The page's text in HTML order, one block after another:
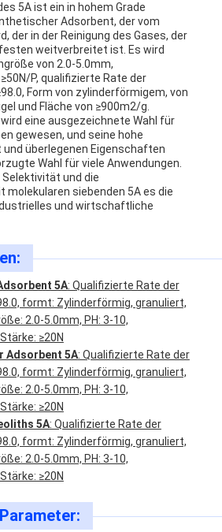
5A ist ein in hohem Grade
Adsorbent, der vom
der in der Reinigung des Gases, der
weitverbreitet ist. Es wird
von 2.0-5.0mm,
P, qualifizierte Rate der
Form von zylinderförmigem, von
und Fläche von ≥900m2/g.
eine ausgezeichnete Wahl für
gewesen, und seine hohe
überlegenen Eigenschaften
Wahl für viele Anwendungen.
und die
molekularen siebenden 5A es die
und wirtschaftliche
5A: Qualifizierte Rate der
formt: Zylinderförmig, granuliert,
2.0-5.0mm, PH: 3-10,
≥20N
Adsorbent 5A: Qualifizierte Rate der
formt: Zylinderförmig, granuliert,
2.0-5.0mm, PH: 3-10,
≥20N
5A: Qualifizierte Rate der
formt: Zylinderförmig, granuliert,
2.0-5.0mm, PH: 3-10,
≥20N